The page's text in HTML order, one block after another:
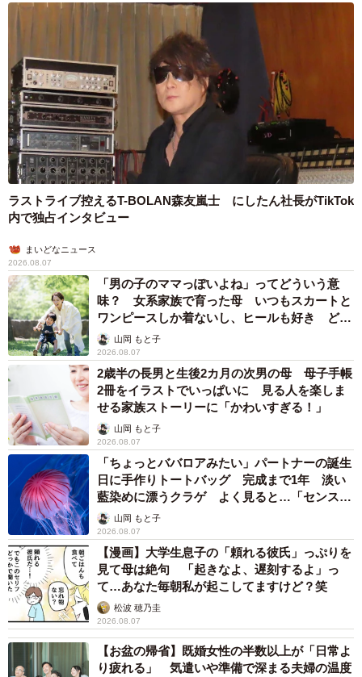
ラストライブ控えるT-BOLAN森友嵐士 にしたん社長がTikTok
内で独占インタビュー
まいどなニュース
2026.08.07
「男の子のママっぽいよね」ってどういう意
味？ 女系家族で育った母 いつもスカートと
ワンピースしか着ないし、ヒールも好き どの
へんが…
山岡 もと子
2026.08.07
2歳半の長男と生後2カ月の次男の母 母子手帳
2冊をイラストでいっぱいに 見る人を楽しま
せる家族ストーリーに「かわいすぎる！」
山岡 もと子
2026.08.07
「ちょっとババロアみたい」パートナーの誕生
日に手作りトートバッグ 完成まで1年 淡い
藍染めに漂うクラゲ よく見ると…「センスす
ごい」山岡 もと子
2026.08.07
【漫画】大学生息子の「頼れる彼氏」っぷりを
見て母は絶句 「起きなよ、遅刻するよ」っ
て…あなた毎朝私が起こしてますけど？笑
松波 穂乃圭
2026.08.07
【お盆の帰省】既婚女性の半数以上が「日常よ
り疲れる」 気遣いや準備で深まる夫婦の温度